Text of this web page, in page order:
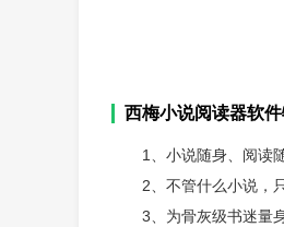
西梅小说阅读器软
1、小说随身、阅读
2、不管什么小说，
3、为骨灰级书迷量